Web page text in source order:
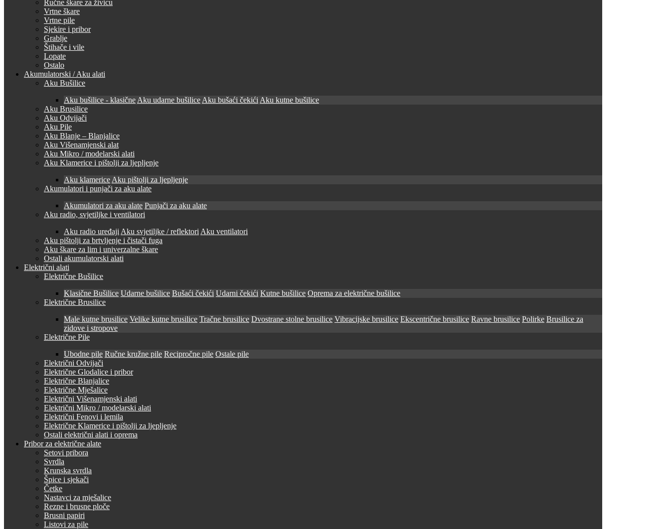
Ručne škare za živicu
Vrtne škare
Vrtne pile
Sjekire i pribor
Grablje
Štihače i vile
Lopate
Ostalo
Akumulatorski / Aku alati
Aku Bušilice
Aku bušilice - klasične Aku udarne bušilice Aku bušaći čekići Aku kutne bušilice
Aku Brusilice
Aku Odvijači
Aku Pile
Aku Blanje – Blanjalice
Aku Višenamjenski alat
Aku Mikro / modelarski alati
Aku Klamerice i pištolji za ljepljenje
Aku klamerice Aku pištolji za ljepljenje
Akumulatori i punjači za aku alate
Akumulatori za aku alate Punjači za aku alate
Aku radio, svjetiljke i ventilatori
Aku radio uređaji Aku svjetiljke / reflektori Aku ventilatori
Aku pištolji za brtvljenje i čistači fuga
Aku škare za lim i univerzalne škare
Ostali akumulatorski alati
Električni alati
Električne Bušilice
Klasične Bušilice Udarne bušilice Bušaći čekići Udarni čekići Kutne bušilice Oprema za električne bušilice
Električne Brusilice
Male kutne brusilice Velike kutne brusilice Tračne brusilice Dvostrane stolne brusilice Vibracijske brusilice Ekscentrične brusilice Ravne brusilice Polirke Brusilice za
zidove i stropove
Električne Pile
Ubodne pile Ručne kružne pile Recipročne pile Ostale pile
Električni Odvijači
Električne Glodalice i pribor
Električne Blanjalice
Električne Mješalice
Električni Višenamjenski alati
Električni Mikro / modelarski alati
Električni Fenovi i lemila
Električne Klamerice i pištolji za ljepljenje
Ostali električni alati i oprema
Pribor za električne alate
Setovi pribora
Svrdla
Krunska svrdla
Špice i sjekači
Četke
Nastavci za mješalice
Rezne i brusne ploče
Brusni papiri
Listovi za pile